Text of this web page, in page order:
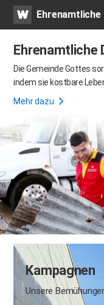
WATVEhrenamtliche
Ehrenamtliche
Die Gemeinde Gottes
indem sie kostbare
Mehr dazu
Kampagnen
Unsere